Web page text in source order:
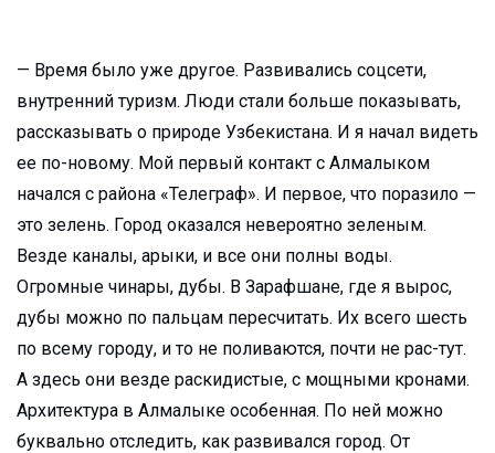
— Время было уже другое. Развивались соцсети,
внутренний туризм. Люди стали больше показывать,
рассказывать о природе Узбекистана. И я начал видеть
ее по-новому. Мой первый контакт с Алмалыком
начался с района «Телеграф». И первое, что поразило —
это зелень. Город оказался невероятно зеленым.
Везде каналы, арыки, и все они полны воды.
Огромные чинары, дубы. В Зарафшане, где я вырос,
дубы можно по пальцам пересчитать. Их всего шесть
по всему городу, и то не поливаются, почти не рас-тут.
А здесь они везде раскидистые, с мощными кронами.
Архитектура в Алмалыке особенная. По ней можно
буквально отследить, как развивался город. От